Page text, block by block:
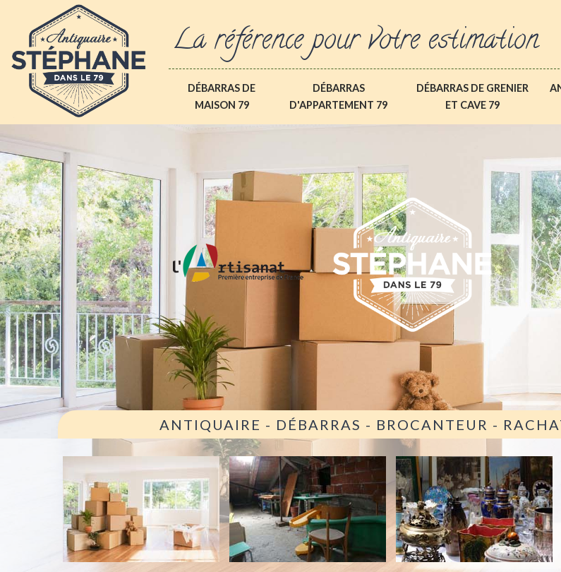
La référence pour votre estimation
DÉBARRAS DE
MAISON 79
DÉBARRAS
D'APPARTEMENT 79
DÉBARRAS DE GRENIER
ET CAVE 79
ANTIQUAIRE - DÉBARRAS - BROCANTEUR -